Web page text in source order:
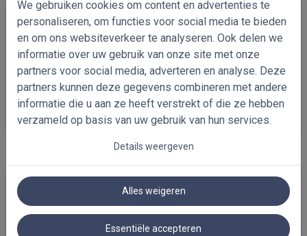
We gebruiken cookies om content en advertenties te
personaliseren, om functies voor social media te bieden
en om ons websiteverkeer te analyseren. Ook delen we
informatie over uw gebruik van onze site met onze
partners voor social media, adverteren en analyse. Deze
partners kunnen deze gegevens combineren met andere
informatie die u aan ze heeft verstrekt of die ze hebben
verzameld op basis van uw gebruik van hun services.
Details weergeven
Alles weigeren
Essentiële accepteren
ROLGORDIJNEN
Standaard rolgordijnen
Verduisterende rolgordijnen
Decoratieve rolgordijnen
Aluminium jaloezieën 25mm